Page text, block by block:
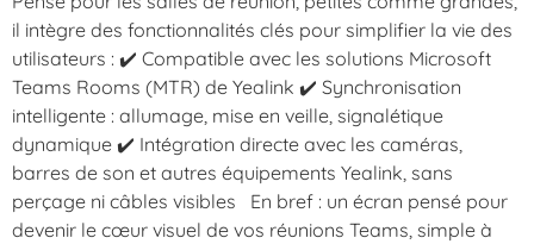
il intègre des fonctionnalités clés pour simplifier la vie des
utilisateurs : ✔️ Compatible avec les solutions Microsoft
Teams Rooms (MTR) de Yealink ✔️ Synchronisation
intelligente : allumage, mise en veille, signalétique
dynamique ✔️ Intégration directe avec les caméras,
barres de son et autres équipements Yealink, sans
perçage ni câbles visibles En bref : un écran pensé pour
devenir le cœur visuel de vos réunions Teams, simple à